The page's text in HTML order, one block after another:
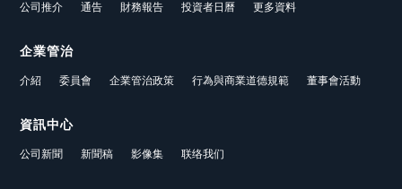
公司推介 通告 財務報告 投資者日曆 更多資料
企業管治
介紹 委員會 企業管治政策 行為與商業道德規範 董事會活動
資訊中心
公司新聞 新聞稿 影像集 联络我们